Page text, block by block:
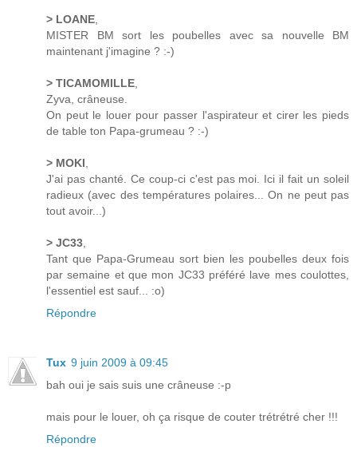
> LOANE,
MISTER BM sort les poubelles avec sa nouvelle BM
maintenant j'imagine ? :-)
> TICAMOMILLE,
Zyva, crâneuse.
On peut le louer pour passer l'aspirateur et cirer les pieds
de table ton Papa-grumeau ? :-)
> MOKI,
J'ai pas chanté. Ce coup-ci c'est pas moi. Ici il fait un soleil
radieux (avec des températures polaires... On ne peut pas
tout avoir...)
> JC33,
Tant que Papa-Grumeau sort bien les poubelles deux fois
par semaine et que mon JC33 préféré lave mes coulottes,
l'essentiel est sauf... :o)
Répondre
Tux 9 juin 2009 à 09:45
bah oui je sais suis une crâneuse :-p
mais pour le louer, oh ça risque de couter trétrétré cher !!!
Répondre